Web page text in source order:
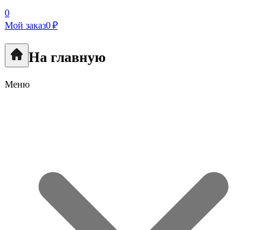
0
Мой заказ0 ₽
На главную
Меню